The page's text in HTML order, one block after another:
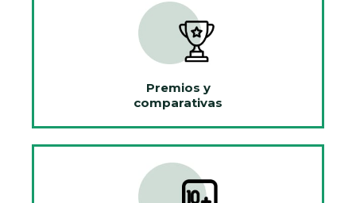
Premios y
comparativas